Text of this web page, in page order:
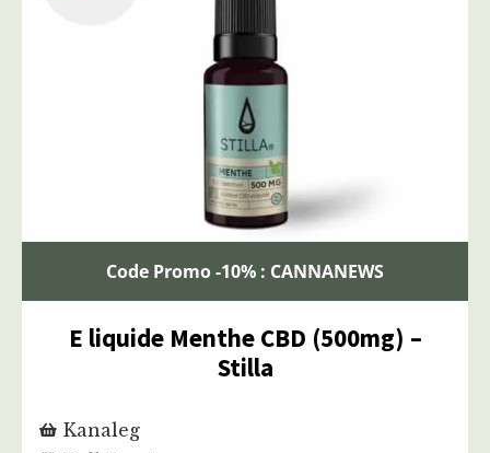
Code Promo -10% : CANNANEWS
E liquide Menthe CBD (500mg) –
Stilla
Kanaleg